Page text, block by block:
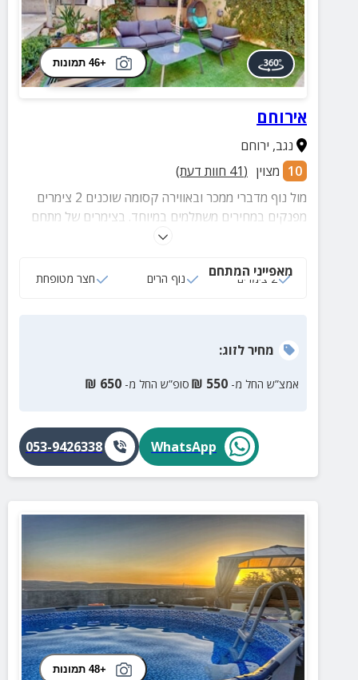
+46 תמונות
אירוחם
נגב, ירוחם
10 מצוין (
41 חוות דעת)
מול נוף מדברי ממכר ובאווירה קסומה שוכנים 2 צימרים
מפנקים במחירים משתלמים במיוחד. בצימרים של מתחם
הנופש אירוחם ריהוט ואבזור איכותי, חצר מטופחת וחווית
מאפייני המתחם
2 צימרים נוף הרים חצר מטופחת
מחירלזוג:
אמצ”ש החל מ- 550
₪ סופ”ש החל מ- 650
₪
WhatsApp
053-9426338
+48 תמונות